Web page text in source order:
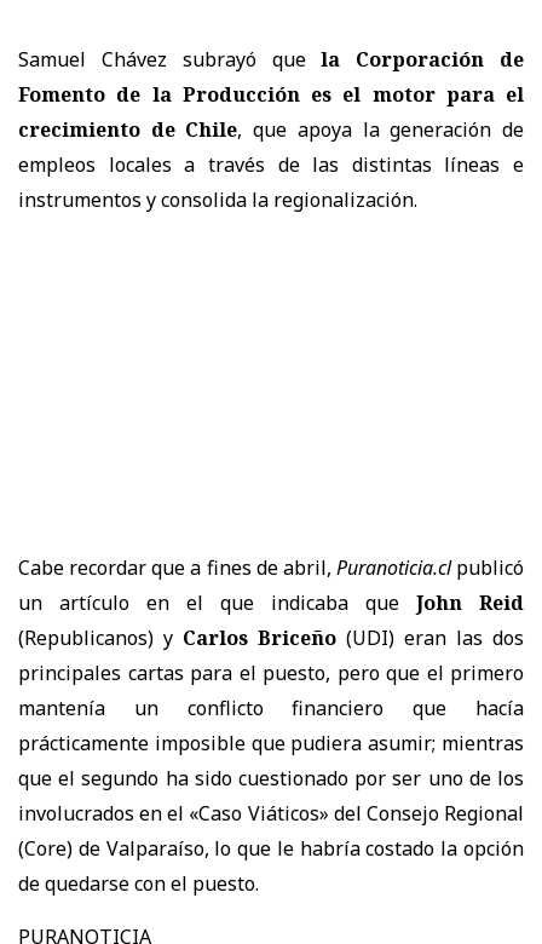
Samuel Chávez subrayó quela Corporación de
Fomento de la Producción es el motor para el
crecimiento de Chile, que apoya la generación de
empleos locales a través de las distintas líneas e
instrumentos y consolida la regionalización.
Cabe recordar que a fines de abril, Puranoticia.clpublicó
un artículo en el que indicaba que John Reid
(Republicanos) y Carlos Briceño (UDI) eran las dos
principales cartas para el puesto, pero que el primero
mantenía un conflicto financiero que hacía
prácticamente imposible que pudiera asumir; mientras
que el segundo ha sido cuestionado por ser uno de los
involucrados en el «Caso Viáticos» del Consejo Regional
(Core) de Valparaíso, lo que le habría costado la opción
de quedarse con el puesto.
PURANOTICIA